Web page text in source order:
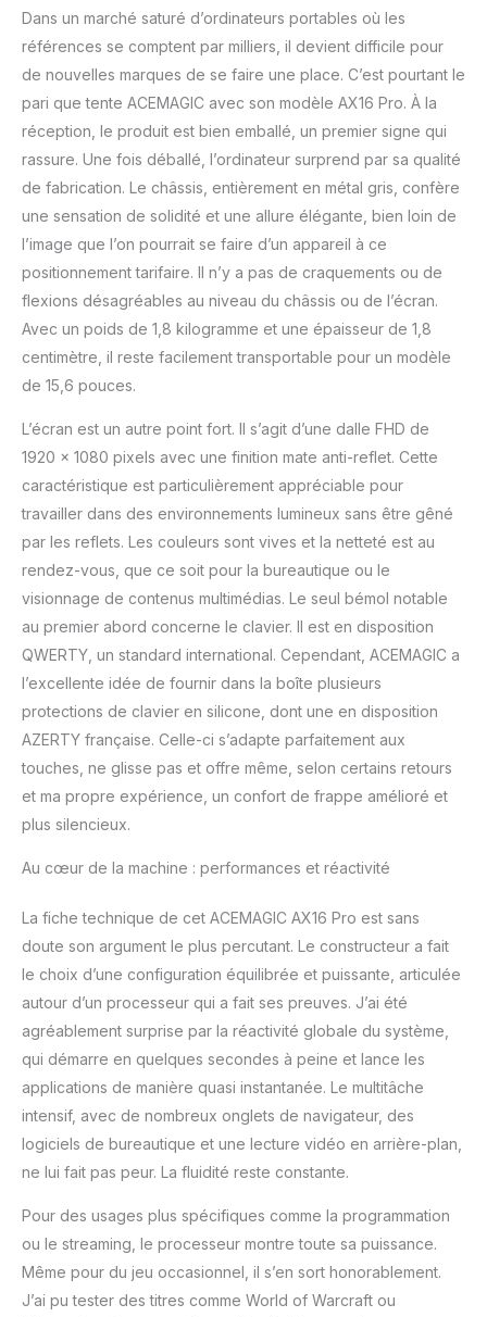
atteindre 4,3 GHz, vous
pouvez vous plonger
performances inégalées
tout en jouant à Fortnite,
LOL, Dota, Witcher, Dark
Souls... Découvrez le jeu
comme jamais
auparavant Mémoire
sans Faille : 16 Go
DDR4x2/512 SSD M.2】
Une configuration
mémoire robuste est
un pro du jeu ! Notre
ordinateur portable est
Go en double canal et
d'un SSD M.2 de 512 Go,
profiter du multit che et
des jeux à grande
échelle sans craindre les
ralentissements Interface
disque dur: USB 3.0
Dans un marché saturé d’ordinateurs portables où les
références se comptent par milliers, il devient difficile pour
de nouvelles marques de se faire une place. C’est pourtant le
pari que tente ACEMAGIC avec son modèle AX16 Pro. À la
réception, le produit est bien emballé, un premier signe qui
rassure. Une fois déballé, l’ordinateur surprend par sa qualité
de fabrication. Le châssis, entièrement en métal gris, confère
une sensation de solidité et une allure élégante, bien loin de
l’image que l’on pourrait se faire d’un appareil à ce
positionnement tarifaire. Il n’y a pas de craquements ou de
flexions désagréables au niveau du châssis ou de l’écran.
Avec un poids de 1,8 kilogramme et une épaisseur de 1,8
centimètre, il reste facilement transportable pour un modèle
de 15,6 pouces.
L’écran est un autre point fort. Il s’agit d’une dalle FHD de
1920 x 1080 pixels avec une finition mate anti-reflet. Cette
caractéristique est particulièrement appréciable pour
travailler dans des environnements lumineux sans être gêné
par les reflets. Les couleurs sont vives et la netteté est au
rendez-vous, que ce soit pour la bureautique ou le
visionnage de contenus multimédias. Le seul bémol notable
au premier abord concerne le clavier. Il est en disposition
QWERTY, un standard international. Cependant, ACEMAGIC a
l’excellente idée de fournir dans la boîte plusieurs
protections de clavier en silicone, dont une en disposition
AZERTY française. Celle-ci s’adapte parfaitement aux
touches, ne glisse pas et offre même, selon certains retours
et ma propre expérience, un confort de frappe amélioré et
plus silencieux.
Au cœur de la machine : performances et réactivité
La fiche technique de cet ACEMAGIC AX16 Pro est sans
doute son argument le plus percutant. Le constructeur a fait
le choix d’une configuration équilibrée et puissante, articulée
autour d’un processeur qui a fait ses preuves. J’ai été
agréablement surprise par la réactivité globale du système,
qui démarre en quelques secondes à peine et lance les
applications de manière quasi instantanée. Le multitâche
intensif, avec de nombreux onglets de navigateur, des
logiciels de bureautique et une lecture vidéo en arrière-plan,
ne lui fait pas peur. La fluidité reste constante.
Pour des usages plus spécifiques comme la programmation
ou le streaming, le processeur montre toute sa puissance.
Même pour du jeu occasionnel, il s’en sort honorablement.
J’ai pu tester des titres comme World of Warcraft ou